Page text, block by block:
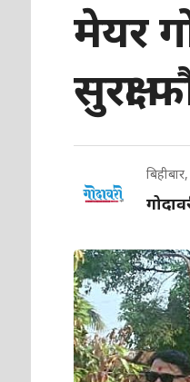
मेयर
सुरक्षा